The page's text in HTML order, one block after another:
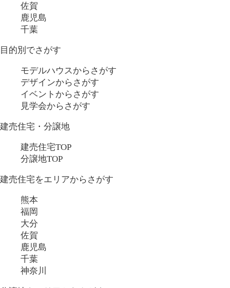
佐賀
鹿児島
千葉
目的別でさがす
モデルハウスからさがす
デザインからさがす
イベントからさがす
見学会からさがす
建売住宅・分譲地
建売住宅TOP
分譲地TOP
建売住宅をエリアからさがす
熊本
福岡
大分
佐賀
鹿児島
千葉
神奈川